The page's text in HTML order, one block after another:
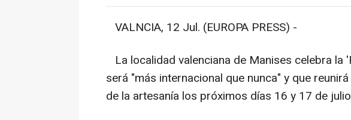
VALNCIA, 12 Jul. (EUROPA PRESS) -
La localidad valenciana de Manises celebra la
será "más internacional que nunca" y que
de la artesanía los próximos días 16 y 17 de